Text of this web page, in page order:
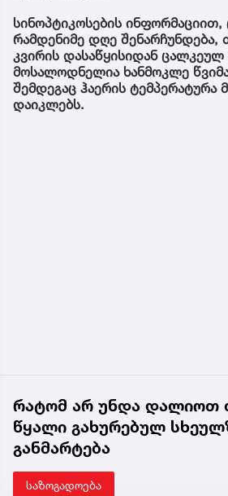
სინოპტიკოსების
რამდენიმე დღე შენარჩუნდება,
კვირის დასაწყისიდან ცალკეულ
მოსალოდნელია ხანმოკლე
შემდეგაც ჰაერის ტემპერატურა
დაიკლებს.
რატომ არ უნდა დალიოთ
წყალი გახურებულ
განმარტება
საზოგადოება